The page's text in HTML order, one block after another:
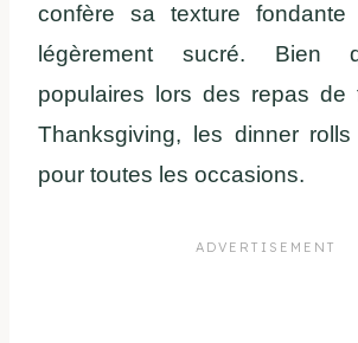
confère sa texture
légèrement sucré. Bien
populaires lors des repas de
Thanksgiving, les dinner
pour toutes les occasions.